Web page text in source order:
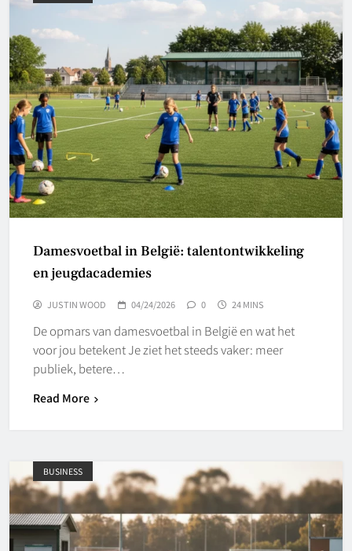
Damesvoetbal in België: talentontwikkeling
en jeugdacademies
JUSTIN WOOD 04/24/2026 0 24 MINS
De opmars van damesvoetbal in België en wat het
voor jou betekent Je ziet het steeds vaker: meer
publiek, betere…
Read More
BUSINESS